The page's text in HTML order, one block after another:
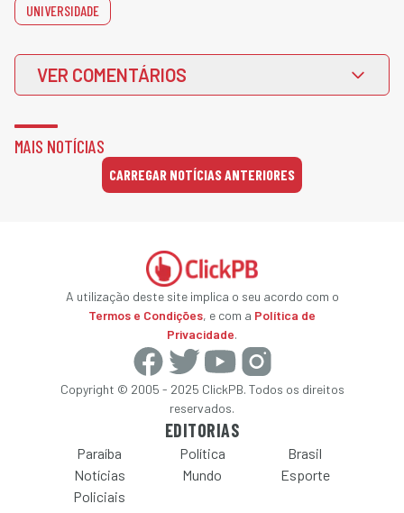
UNIVERSIDADE
VER COMENTÁRIOS
MAIS NOTÍCIAS
CARREGAR NOTÍCIAS ANTERIORES
A utilização deste site implica o seu acordo com o
Termos e Condições, e com a Política de
Privacidade.
Copyright © 2005 - 2025 ClickPB. Todos os direitos
reservados.
EDITORIAS
Paraíba Política
Brasil
Notícias
Policiais
Mundo Esporte